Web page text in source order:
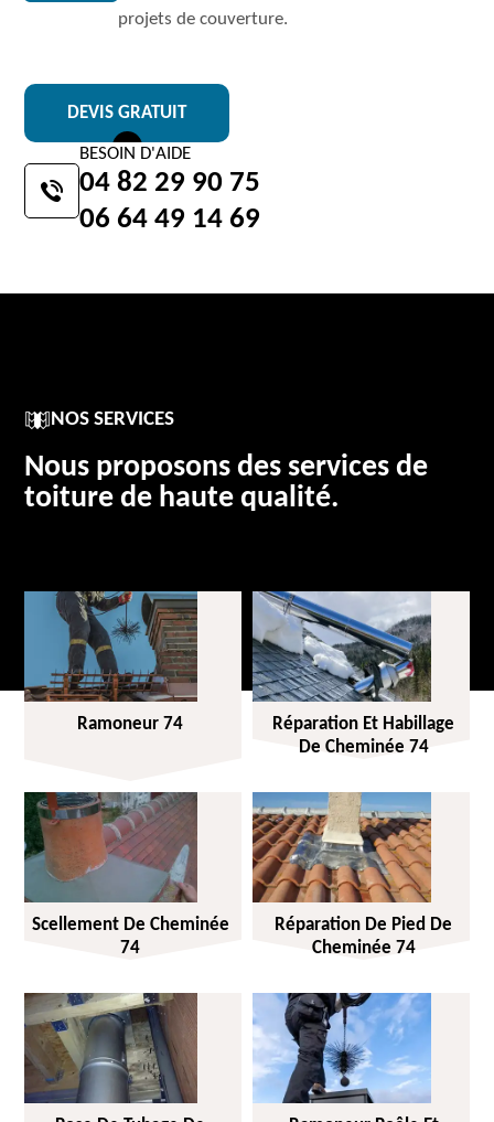
projets de couverture.
DEVIS GRATUIT
BESOIN D'AIDE
04 82 29 90 75
06 64 49 14 69
NOS SERVICES
Nous proposons des services de
toiture de haute qualité.
Ramoneur 74
Réparation Et Habillage
De Cheminée 74
Scellement De Cheminée
74
Réparation De Pied De
Cheminée 74